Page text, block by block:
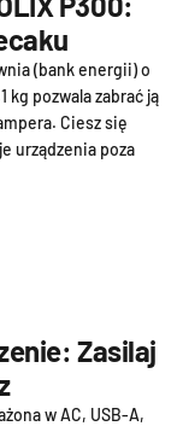
(bank energii) o
kg pozwala zabrać ją
Ciesz się
urządzenia poza
Zasilaj
w AC, USB-A,